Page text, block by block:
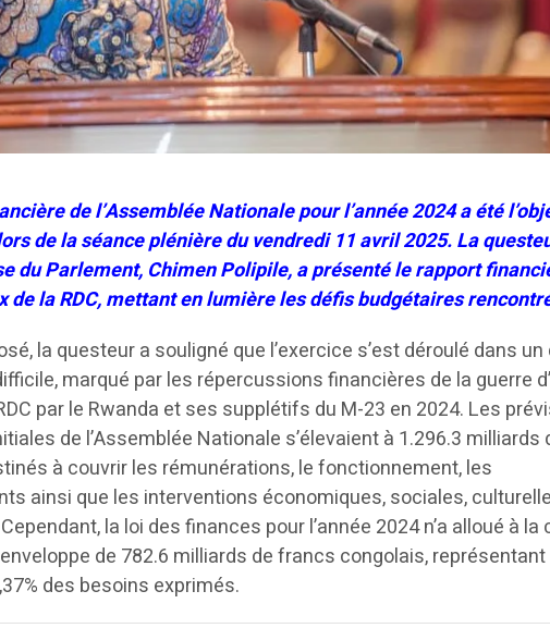
de l’Assemblée Nationale pour l’année 2024 a été
de la séance plénière du vendredi 11 avril 2025. La
du Parlement, Chimen Polipile, a présenté le rapport
de la RDC, mettant en lumière les défis budgétaires
la questeur a souligné que l’exercice s’est déroulé dans
marqué par les répercussions financières de la guerre
par le Rwanda et ses supplétifs du M-23 en 2024. Les
de l’Assemblée Nationale s’élevaient à 1.296.3 milliards
à couvrir les rémunérations, le fonctionnement, les
ainsi que les interventions économiques, sociales,
la loi des finances pour l’année 2024 n’a alloué à la
de 782.6 milliards de francs congolais, représentant
des besoins exprimés.